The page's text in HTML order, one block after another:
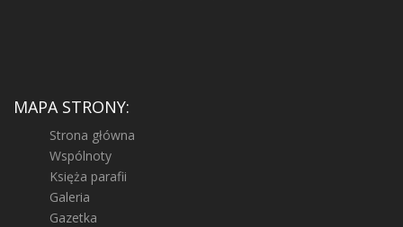
MAPA STRONY:
Strona główna
Wspólnoty
Księża parafii
Galeria
Gazetka